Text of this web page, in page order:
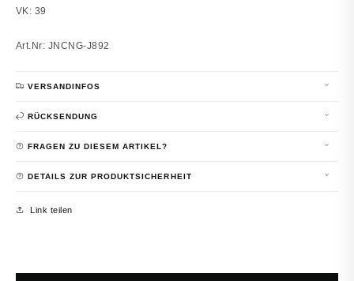
VK: 39
Art.Nr: JNCNG-J892
VERSANDINFOS
RÜCKSENDUNG
FRAGEN ZU DIESEM ARTIKEL?
DETAILS ZUR PRODUKTSICHERHEIT
Link teilen